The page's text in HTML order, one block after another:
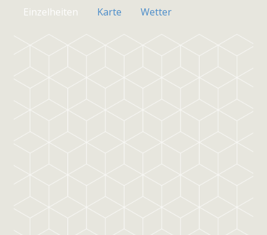
Einzelheiten Karte Wetter